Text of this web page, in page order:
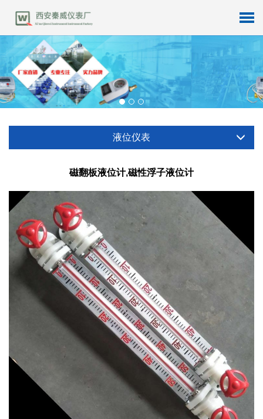
液位仪表
磁翻板液位计,磁性浮子液位计